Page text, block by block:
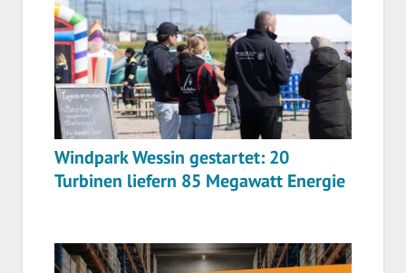
Windpark Wessin gestartet: 20
Turbinen liefern 85 Megawatt Energie